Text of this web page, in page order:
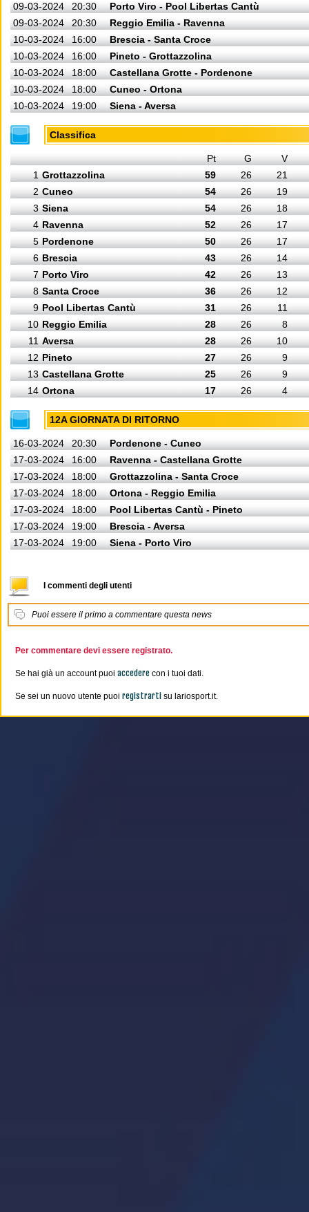
09-03-2024 20:30
Porto Viro - Pool Libertas Cantù
09-03-2024
20:30
Reggio Emilia - Ravenna
10-03-2024
16:00
Brescia - Santa Croce
10-03-2024
16:00
Pineto - Grottazzolina
10-03-2024
18:00
Castellana Grotte - Pordenone
10-03-2024
18:00
Cuneo - Ortona
10-03-2024
19:00 Siena - Aversa
Classifica
Pt G
V
1 Grottazzolina 59 26
21
2 Cuneo 54 26
19
3 Siena 54 26
18
4 Ravenna 52 26
17
5 Pordenone 50 26
17
6 Brescia 43 26
14
7 Porto Viro 42 26
13
8 Santa Croce 36 26
12
9 Pool Libertas Cantù 31 26
11
10 Reggio Emilia 28 26
8
11 Aversa 28 26
10
12 Pineto 27 26
9
13 Castellana Grotte 25 26
9
14 Ortona 17 26 4
12A GIORNATA DI RITORNO
16-03-2024 20:30
Pordenone - Cuneo
17-03-2024
16:00
Ravenna - Castellana Grotte
17-03-2024
18:00
Grottazzolina - Santa Croce
17-03-2024
18:00
Ortona - Reggio Emilia
17-03-2024
18:00
Pool Libertas Cantù - Pineto
17-03-2024
19:00
Brescia - Aversa
17-03-2024
19:00 Siena - Porto Viro
I commenti degli utenti
Puoi essere il primo a commentare questa news
Per commentare devi essere registrato.
Se hai già un account puoi accedere con i tuoi dati.
Se sei un nuovo utente puoi registrarti su lariosport.it.